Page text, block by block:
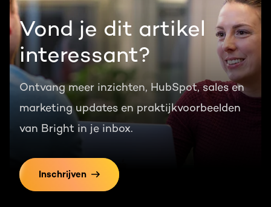
Vond je dit artikel
interessant?
Ontvang meer inzichten, HubSpot, sales en
marketing updates en praktijkvoorbeelden
van Bright in je inbox.
Inschrijven